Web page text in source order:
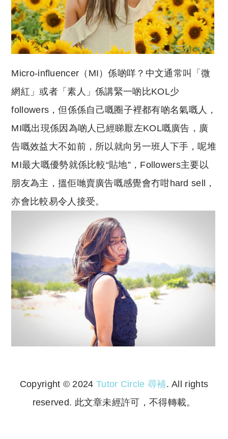
Micro-influencer（MI）係啲咩？中文通常叫「微
網紅」或者「素人」係講緊一啲比KOL少
followers，但係係自己嘅圈子裡都有啲名氣嘅人，
MI嘅出現係因為啲人已經睇厭左KOL嘅廣告，廣
告嘅效益大不如前，所以就向另一班人下手，呢堆
MI最大嘅優勢就係比較“貼地”，Followers主要以
朋友為主，搵佢哋賣廣告嘅感覺會冇咁hard sell，
亦會比較易令人接受。
Copyright © 2024 Tutor Circle 尋補. All rights
reserved. 此文章未經許可，不得轉載。